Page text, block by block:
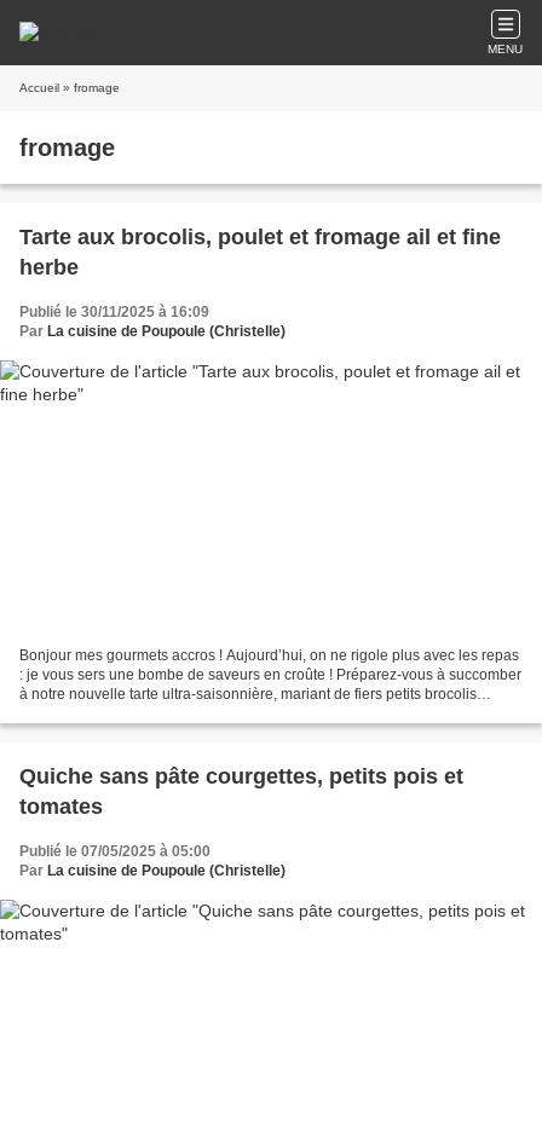
MENU
Accueil » fromage
fromage
Tarte aux brocolis, poulet et fromage ail et fine
herbe
Publié le 30/11/2025 à 16:09
Par La cuisine de Poupoule (Christelle)
Bonjour mes gourmets accros ! Aujourd’hui, on ne rigole plus avec les repas
: je vous sers une bombe de saveurs en croûte ! Préparez-vous à succomber
à notre nouvelle tarte ultra-saisonnière, mariant de fiers petits brocolis
Quiche sans pâte courgettes, petits pois et
tomates
Publié le 07/05/2025 à 05:00
Par La cuisine de Poupoule (Christelle)